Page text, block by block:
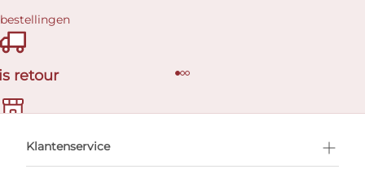
retour
afspraak
Klantenservice